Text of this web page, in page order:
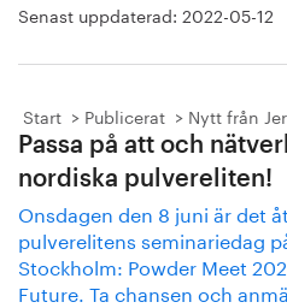
Senast uppdaterad: 2022-05-12
Start Publicerat Nytt från
Passa på att och
nordiska pulvereliten!
Onsdagen den 8 juni är det
pulverelitens seminariedag
Stockholm: Powder Meet
Future. Ta chansen och